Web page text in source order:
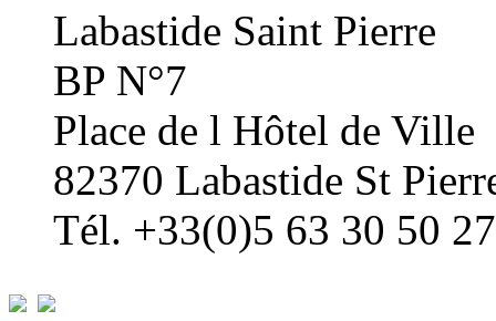
Labastide Saint Pierre
BP N°7
Place de l Hôtel de Ville
82370 Labastide St
Tél. +33(0)5 63 30 50 27